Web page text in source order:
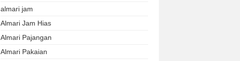
almari jam
Almari Jam Hias
Almari Pajangan
Almari Pakaian